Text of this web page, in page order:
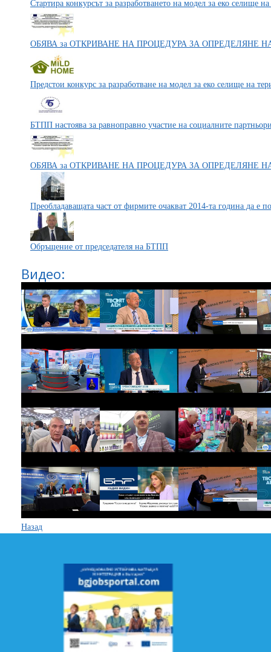
Стартира конкурсът за разработването на модел за еко селище
ОБЯВА за ОТКРИВАНЕ НА ПРОЦЕДУРА ЗА ОПРЕДЕЛЯНЕ
Предстои конкурс за разработване на модел за еко селище на
БТПП настоява за равноправно участие на социалните
ОБЯВА за ОТКРИВАНЕ НА ПРОЦЕДУРА ЗА ОПРЕДЕЛЯНЕ
Преобладаващата част от фирмите очакват 2014-та година да е
Обръщение от председателя на БТПП
Видео:
Назад